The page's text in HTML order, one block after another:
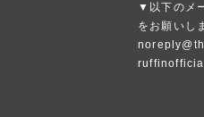
▼以下のメ
をお願いし